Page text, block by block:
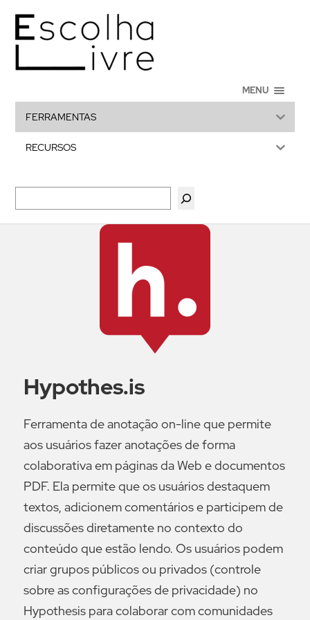
MENU
FERRAMENTAS
RECURSOS
Hypothes.is
Ferramenta de anotação on-line que permite
aos usuários fazer anotações de forma
colaborativa em páginas da Web e documentos
PDF. Ela permite que os usuários destaquem
textos, adicionem comentários e participem de
discussões diretamente no contexto do
conteúdo que estão lendo. Os usuários podem
criar grupos públicos ou privados (controle
sobre as configurações de privacidade) no
Hypothesis para colaborar com comunidades